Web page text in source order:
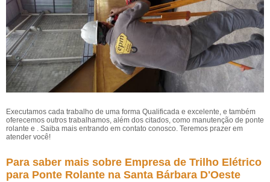
Executamos cada trabalho de uma forma Qualificada e excelente, e também
oferecemos outros trabalhamos, além dos citados, como manutenção de ponte
rolante e . Saiba mais entrando em contato conosco. Teremos prazer em
atender você!
Para saber mais sobre Empresa de Trilho Elétrico
para Ponte Rolante na Santa Bárbara D'Oeste